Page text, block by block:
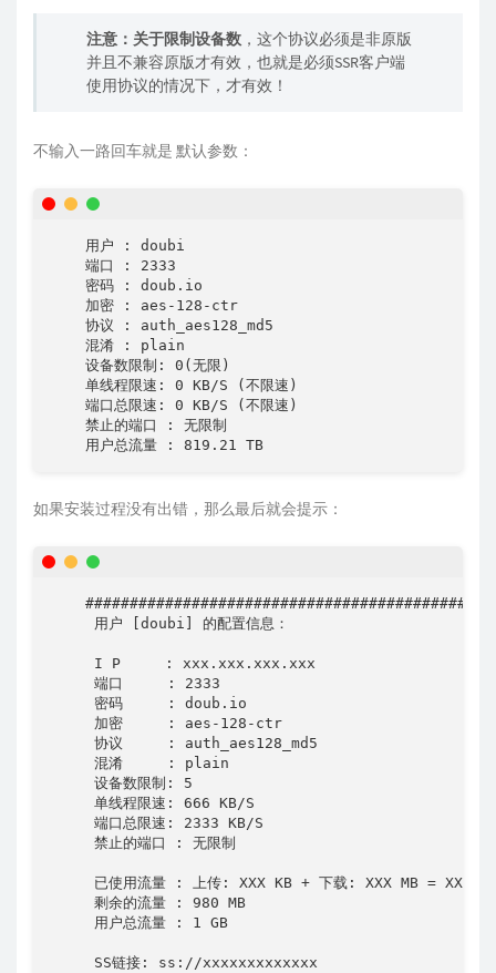
注意：关于限制设备数 ，这个协议必须是非原版
并且不兼容原版才有效，也就是必须SSR客户端
使用协议的情况下，才有效！
不输入一路回车就是 默认参数：
    用户 : doubi
    端口 : 2333
    密码 : doub.io
    加密 : aes-128-ctr
    协议 : auth_aes128_md5
    混淆 : plain
    设备数限制: 0(无限)
    单线程限速: 0 KB/S (不限速)
    端口总限速: 0 KB/S (不限速)
    禁止的端口 : 无限制
    用户总流量 : 819.21 TB
如果安装过程没有出错，那么最后就会提示：
     用户 [doubi] 的配置信息：
     I P     : xxx.xxx.xxx.xxx
     端口     : 2333
     密码     : doub.io
     加密     : aes-128-ctr
     协议     : auth_aes128_md5
     混淆     : plain
     设备数限制: 5
     单线程限速: 666 KB/S
     端口总限速: 2333 KB/S
     禁止的端口 : 无限制
已使用流量 : 上传: XXX KB + 下载: XXX MB = XXX
     剩余的流量 : 980 MB
     用户总流量 : 1 GB
     SS链接: ss://xxxxxxxxxxxxx